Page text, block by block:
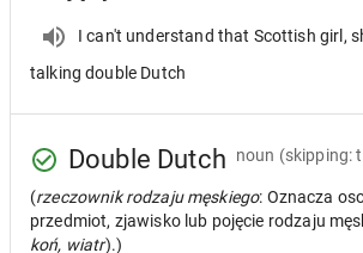
I can't understand that Scottish girl,
talking double Dutch
Double Dutch noun (skipping:
(rzeczownik rodzaju męskiego: Oznacza
przedmiot, zjawisko lub pojęcie rodzaju
koń, wiatr).)